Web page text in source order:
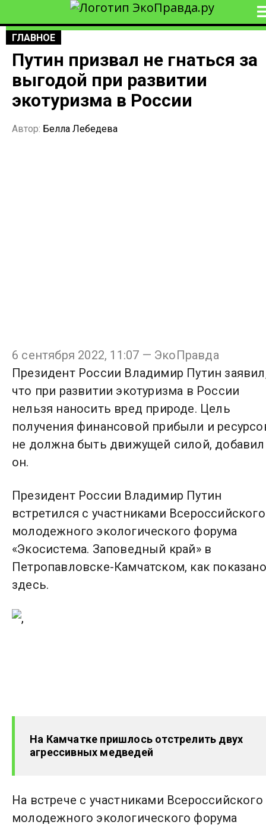
ГЛАВНОЕ
Путин призвал не гнаться за
выгодой при развитии
экотуризма в России
Автор: Белла Лебедева
6 сентября 2022, 11:07 — ЭкоПравда
Президент России Владимир Путин
что при развитии экотуризма в России
нельзя наносить вред природе. Цель
получения финансовой прибыли и
не должна быть движущей силой, добавил
он.
Президент России Владимир Путин
встретился с участниками Всероссийского
молодежного экологического форума
«Экосистема. Заповедный край» в
Петропавловске-Камчатском, как показано
здесь.
На Камчатке пришлось отстрелить двух
агрессивных медведей
На встрече с участниками Всероссийского
молодежного экологического форума